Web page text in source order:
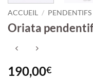
ACCUEIL / PENDENTIFS
Oriata
190,00€